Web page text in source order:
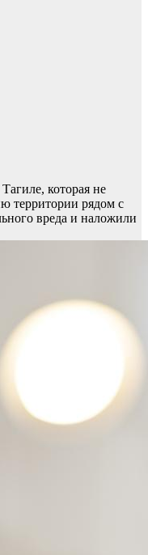
которая не
территории рядом с
вреда и наложили